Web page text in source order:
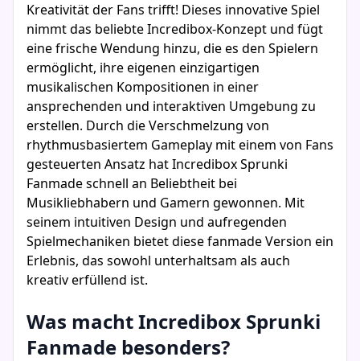
Kreativität der Fans trifft! Dieses innovative Spiel
nimmt das beliebte Incredibox-Konzept und fügt
eine frische Wendung hinzu, die es den Spielern
ermöglicht, ihre eigenen einzigartigen
musikalischen Kompositionen in einer
ansprechenden und interaktiven Umgebung zu
erstellen. Durch die Verschmelzung von
rhythmusbasiertem Gameplay mit einem von Fans
gesteuerten Ansatz hat Incredibox Sprunki
Fanmade schnell an Beliebtheit bei
Musikliebhabern und Gamern gewonnen. Mit
seinem intuitiven Design und aufregenden
Spielmechaniken bietet diese fanmade Version ein
Erlebnis, das sowohl unterhaltsam als auch
kreativ erfüllend ist.
Was macht Incredibox Sprunki
Fanmade besonders?